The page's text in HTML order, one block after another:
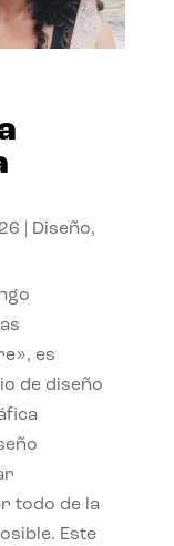
Diseño,
es
de diseño
todo de la
Este